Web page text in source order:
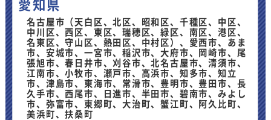
愛知県
名古屋市（天白区、北区、昭和区、千種区、中区、
中川区、西区、東区、瑞穂区、緑区、南区、港区、
名東区、守山区、熱田区、中村区）、愛西市、あま
市、安城市、一宮市、稲沢市、大府市、岡崎市、尾
張旭市、春日井市、刈谷市、北名古屋市、清須市、
江南市、小牧市、瀬戸市、高浜市、知多市、知立
市、津島市、東海市、常滑市、豊明市、豊田市、長
久手市、西尾市、日進市、半田市、碧南市、みよし
市、弥富市、東郷町、大治町、蟹江町、阿久比町、
美浜町、扶桑町